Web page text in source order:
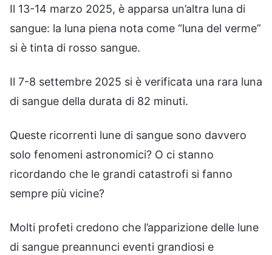
Il 13-14 marzo 2025, è apparsa un’altra luna di
sangue: la luna piena nota come “luna del verme”
si è tinta di rosso sangue.
Il 7-8 settembre 2025 si è verificata una rara luna
di sangue della durata di 82 minuti.
Queste ricorrenti lune di sangue sono davvero
solo fenomeni astronomici? O ci stanno
ricordando che le grandi catastrofi si fanno
sempre più vicine?
Molti profeti credono che l’apparizione delle lune
di sangue preannunci eventi grandiosi e